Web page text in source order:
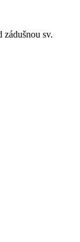
zádušnou sv.